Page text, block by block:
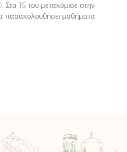
Στα 15 του μετακόμισε στην
παρακολουθήσει μαθήματα